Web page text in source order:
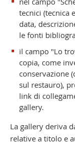
tecnici (tecnica
data,
le fonti
il campo "Lo
copia, come
conservazione
sul restauro),
link di
gallery.
La gallery deriva
relative a titolo e